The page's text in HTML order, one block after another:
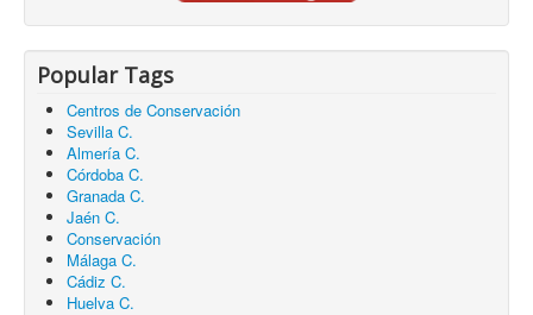
Popular Tags
Centros de Conservación
Sevilla C.
Almería C.
Córdoba C.
Granada C.
Jaén C.
Conservación
Málaga C.
Cádiz C.
Huelva C.